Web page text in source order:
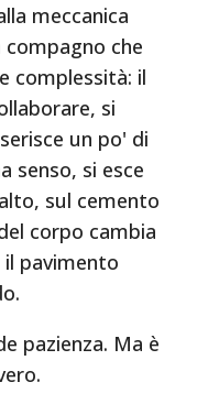
meccanica
che
complessità: il
si
un po' di
senso, si esce
sul cemento
corpo cambia
pavimento
pazienza. Ma è